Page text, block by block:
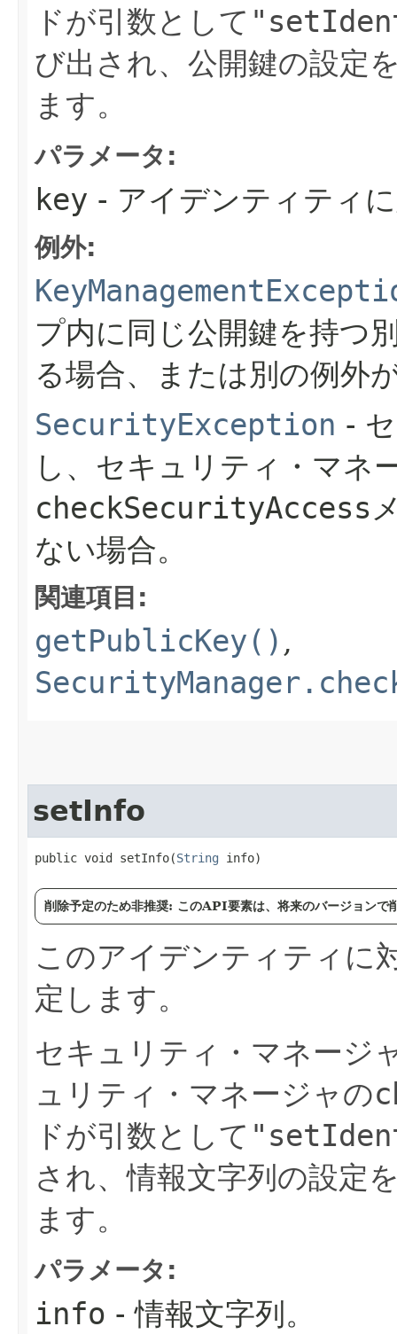
ドが引数として
び出され、公開鍵の設定
ます。
パラメータ:
key - アイデンティティ
例外:
プ内に同じ公開鍵を持つ
る場合、または別の例外
SecurityException -
し、セキュリティ・マネ
checkSecurityAccess
ない場合。
関連項目:
getPublicKey() ,
setInfo
public void setInfo​(String info)
削除予定のため非推奨: このAPI要素は、将来のバージョンで
このアイデンティティに
定します。
セキュリティ・マネージ
ュリティ・マネージャの
ドが引数として
され、情報文字列の設定
ます。
パラメータ:
info - 情報文字列。